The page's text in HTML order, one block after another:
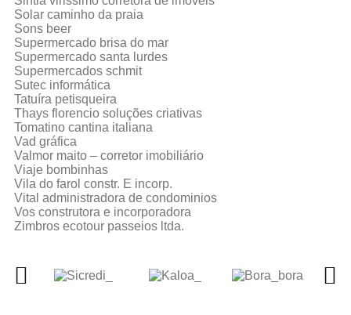
Solar caminho da praia
Sons beer
Supermercado brisa do mar
Supermercado santa lurdes
Supermercados schmit
Sutec informática
Tatuíra petisqueira
Thays florencio soluções criativas
Tomatino cantina italiana
Vad gráfica
Valmor maito – corretor imobiliário
Viaje bombinhas
Vila do farol constr. E incorp.
Vital administradora de condominios
Vos construtora e incorporadora
Zimbros ecotour passeios ltda.